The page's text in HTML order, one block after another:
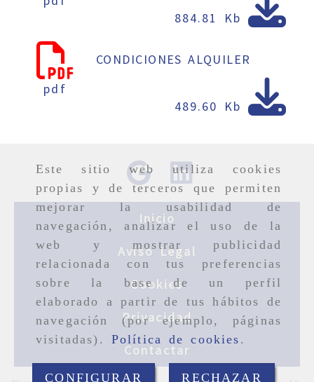
Este sitio web utiliza cookies
propias y de terceros que permiten
mejorar la usabilidad de
navegación, analizar el uso de la
web y mostrar publicidad
relacionada con tus preferencias
sobre la base de un perfil
elaborado a partir de tus hábitos de
navegación (por ejemplo, páginas
visitadas). Política de cookies .
CONFIGURAR RECHAZAR
884.81 Kb
pdf
CONDICIONES ALQUILER
489.60 Kb
Inicio
Aviso Legal
Cookies
Privacidad
Contactar